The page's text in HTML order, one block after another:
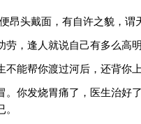
昂头戴面，有自许之貌，
，逢人就说自己有多么高
能帮你渡过河后，还背你
你发烧胃痛了，医生治